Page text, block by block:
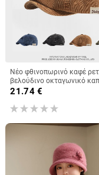
Νέο φθινοπωρινό καφέ
βελούδινο οκταγωνικό
άνδρες και γυναίκες, που
ανάποδα με μπερέ,
και χειμωνιάτικο
21.74€